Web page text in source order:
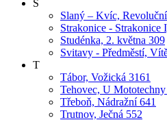
S
Slaný – Kvíc,
Strakonice - Strakonice
Studénka, 2. května 309
Svitavy - Předměstí,
T
Tábor, Vožická 3161
Tehovec, U
Třeboň, Nádražní 641
Trutnov, Ječná 552